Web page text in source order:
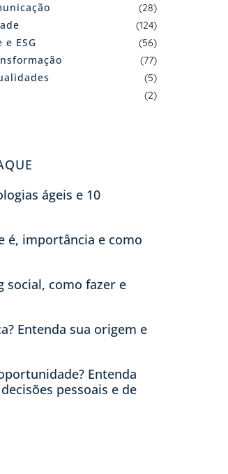
(28)
(124)
ESG (56)
(77)
(5)
(2)
ágeis e 10
é, importância e como
social, como fazer e
Entenda sua origem e
Entenda
pessoais e de